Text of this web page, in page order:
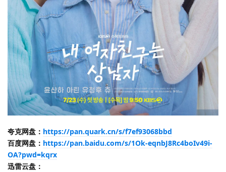
夸克网盘： https://pan.quark.cn/s/f7ef93068bbd
百度网盘： https://pan.baidu.com/s/1Ok-eqnbJ8Rc4boIv49i-
OA?pwd=kqrx
迅雷云盘：